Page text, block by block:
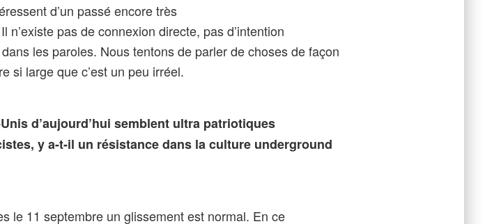
d’un passé encore très
n’existe pas de connexion directe, pas d’intention
les paroles. Nous tentons de parler de choses de façon
si large que c’est un peu irréel.
d’aujourd’hui semblent ultra patriotiques
y a-t-il un résistance dans la culture underground
le 11 septembre un glissement est normal. En ce